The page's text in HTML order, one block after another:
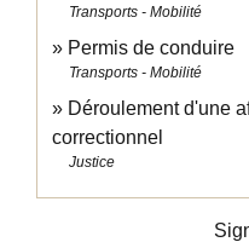
Transports - Mobilité
Permis de conduire
Transports - Mobilité
Déroulement d'une
correctionnel
Justice